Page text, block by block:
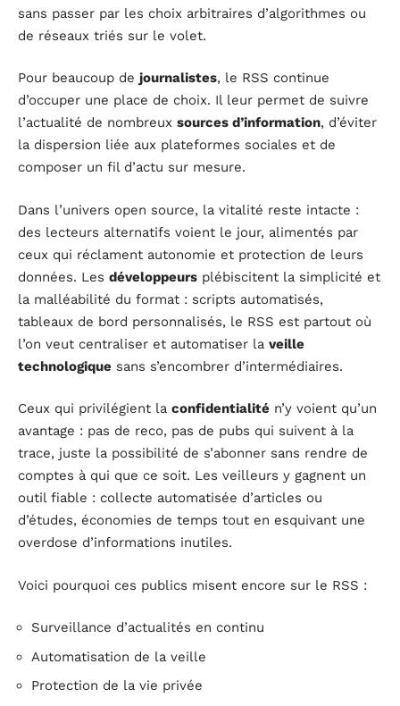
sans passer par les choix arbitraires d’algorithmes ou
de réseaux triés sur le volet.
Pour beaucoup de journalistes, le RSS continue
d’occuper une place de choix. Il leur permet de suivre
l’actualité de nombreux sources d’information, d’éviter
la dispersion liée aux plateformes sociales et de
composer un fil d’actu sur mesure.
Dans l’univers open source, la vitalité reste intacte :
des lecteurs alternatifs voient le jour, alimentés par
ceux qui réclament autonomie et protection de leurs
données. Les développeurs plébiscitent la simplicité et
la malléabilité du format : scripts automatisés,
tableaux de bord personnalisés, le RSS est partout où
l’on veut centraliser et automatiser la veille
technologique sans s’encombrer d’intermédiaires.
Ceux qui privilégient la confidentialité n’y voient qu’un
avantage : pas de reco, pas de pubs qui suivent à la
trace, juste la possibilité de s’abonner sans rendre de
comptes à qui que ce soit. Les veilleurs y gagnent un
outil fiable : collecte automatisée d’articles ou
d’études, économies de temps tout en esquivant une
overdose d’informations inutiles.
Voici pourquoi ces publics misent encore sur le RSS :
Surveillance d’actualités en continu
Automatisation de la veille
Protection de la vie privée